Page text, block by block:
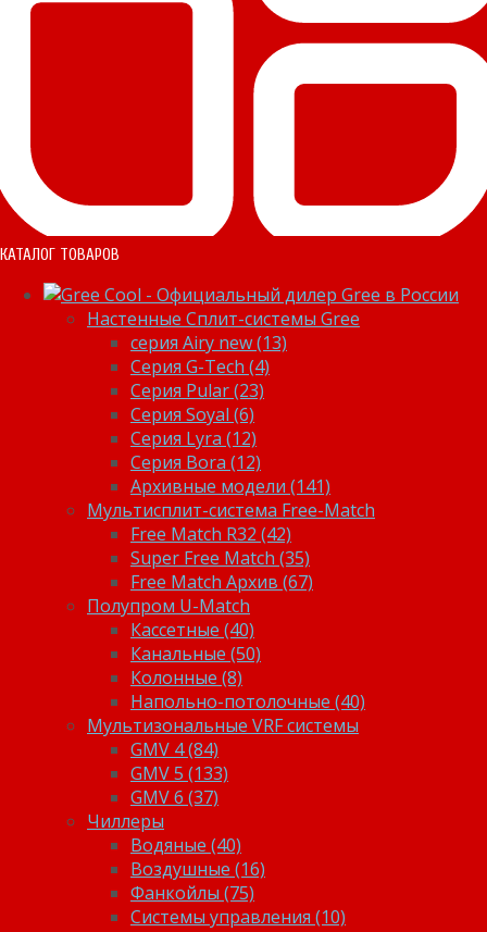
КАТАЛОГ ТОВАРОВ
Настенные Сплит-системы Gree
серия Airy new (13)
Серия G-Tech (4)
Серия Pular (23)
Cерия Soyal (6)
Серия Lyra (12)
Серия Bora (12)
Архивные модели (141)
Мультисплит-система Free-Match
Free Match R32 (42)
Super Free Match (35)
Free Match Архив (67)
Полупром U-Match
Кассетные (40)
Канальные (50)
Колонные (8)
Напольно-потолочные (40)
Мультизональные VRF системы
GMV 4 (84)
GMV 5 (133)
GMV 6 (37)
Чиллеры
Водяные (40)
Воздушные (16)
Фанкойлы (75)
Системы управления (10)